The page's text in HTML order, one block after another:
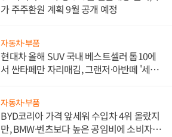
가 주주환원 계획 9월 공개 예정
자동차·부품
현대차 올해 SUV 국내 베스트셀러 톱10에
서 싼타페만 자리매김, 그랜저·아반떼 '세단
자동차·부품
BYD코리아 가격 앞세워 수입차 4위 올랐지
만, BMW·벤츠보다 높은 공임비에 소비자